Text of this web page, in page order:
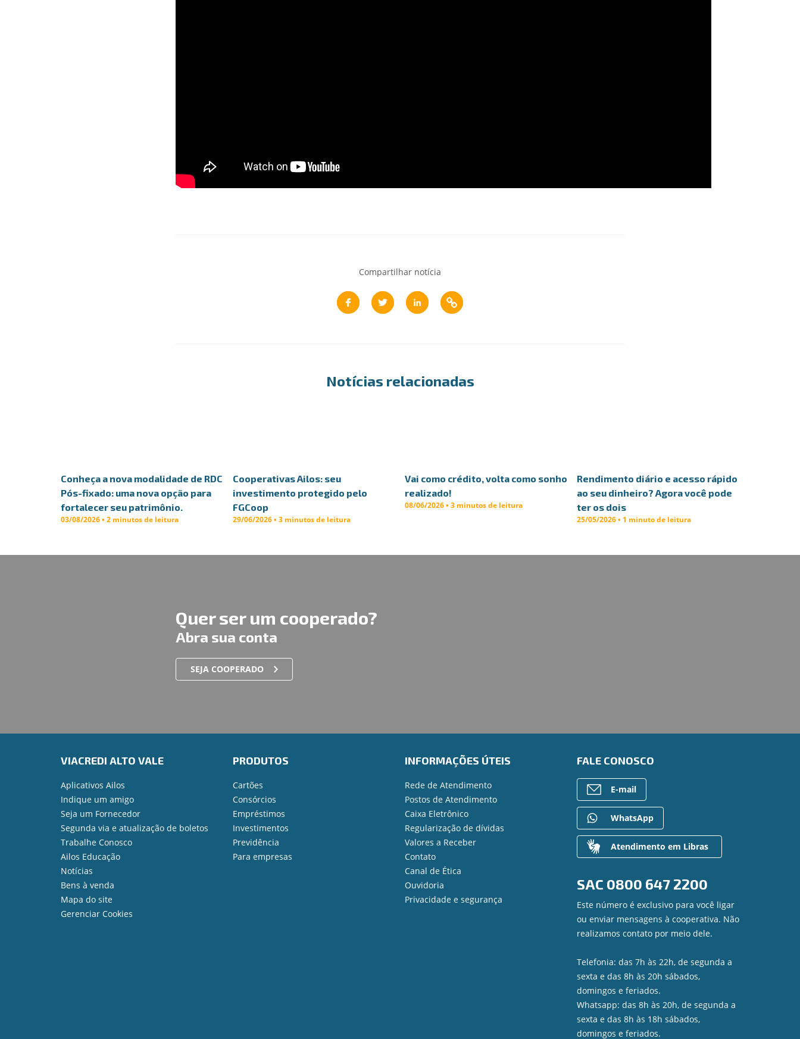
Compartilhar notícia
Notícias relacionadas
Conheça a nova modalidade de RDC
Pós-fixado: uma nova opção para
fortalecer seu patrimônio.
03/08/2026 • 2 minutos de leitura
Cooperativas Ailos: seu
investimento protegido pelo
FGCoop
29/06/2026 • 3 minutos de leitura
Vai como crédito, volta como sonho
realizado!
08/06/2026 • 3 minutos de leitura
Rendimento diário e acesso rápido
ao seu dinheiro? Agora você pode
ter os dois
25/05/2026 • 1 minuto de leitura
Quer ser um cooperado?
Abra sua conta
SEJA COOPERADO
VIACREDI ALTO VALE
Aplicativos Ailos
Indique um amigo
Seja um Fornecedor
Segunda via e atualização de boletos
Trabalhe Conosco
Ailos Educação
Notícias
Bens à venda
Mapa do site
Gerenciar Cookies
PRODUTOS
Cartões
Consórcios
Empréstimos
Investimentos
Previdência
Para empresas
INFORMAÇÕES ÚTEIS
Rede de Atendimento
Postos de Atendimento
Caixa Eletrônico
Regularização de dívidas
Valores a Receber
Contato
Canal de Ética
Ouvidoria
Privacidade e segurança
FALE CONOSCO
E-mail
WhatsApp
Atendimento em Libras
SAC 0800 647 2200
Este número é exclusivo para você ligar
ou enviar mensagens à cooperativa. Não
realizamos contato por meio dele.
Telefonia: das 7h às 22h, de segunda a
sexta e das 8h às 20h sábados,
domingos e feriados.
Whatsapp: das 8h às 20h, de segunda a
sexta e das 8h às 18h sábados,
domingos e feriados.